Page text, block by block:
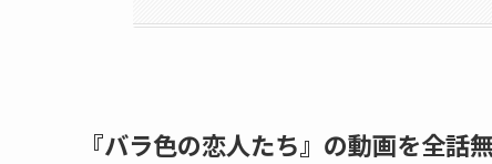
『バラ色の恋人たち』の動画を全話